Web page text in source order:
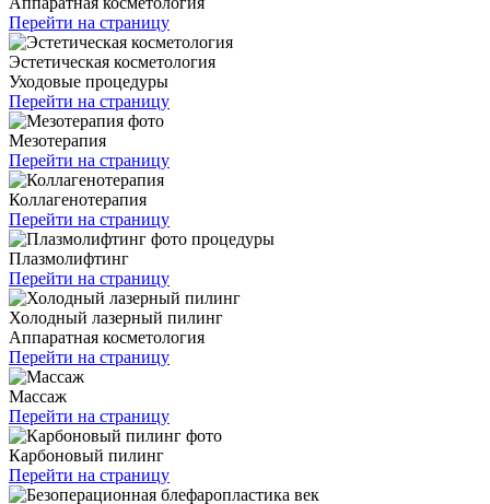
Перейти на страницу
Эстетическая косметология
Уходовые процедуры
Перейти на страницу
Мезотерапия
Перейти на страницу
Коллагенотерапия
Перейти на страницу
Плазмолифтинг
Перейти на страницу
Холодный лазерный пилинг
Аппаратная косметология
Перейти на страницу
Массаж
Перейти на страницу
Карбоновый пилинг
Перейти на страницу